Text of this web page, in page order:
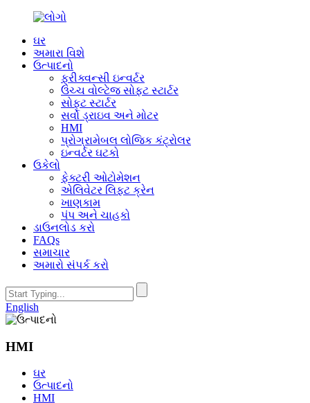
ઘર
અમારા વિશે
ઉત્પાદનો
ફ્રીક્વન્સી ઇન્વર્ટર
ઉચ્ચ વોલ્ટેજ સોફ્ટ સ્ટાર્ટર
સોફ્ટ સ્ટાર્ટર
સર્વો ડ્રાઇવ અને મોટર
HMI
પ્રોગ્રામેબલ લોજિક કંટ્રોલર
ઇન્વર્ટર ઘટકો
ઉકેલો
ફેક્ટરી ઓટોમેશન
એલિવેટર લિફ્ટ ક્રેન
ખાણકામ
પંપ અને ચાહકો
ડાઉનલોડ કરો
FAQs
સમાચાર
અમારો સંપર્ક કરો
English
HMI
ઘર
ઉત્પાદનો
HMI